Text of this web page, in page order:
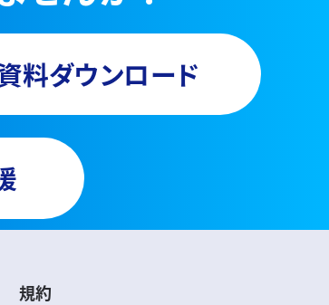
料ダウンロード
規約